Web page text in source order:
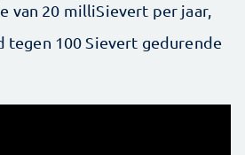
van 20 milliSievert per jaar,
tegen 100 Sievert gedurende